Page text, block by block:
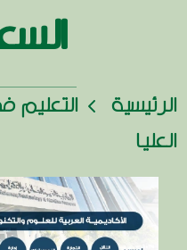
الرئيسية التعليم
العليا